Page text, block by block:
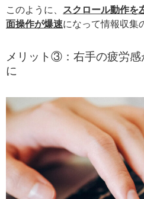
このように、 スクロール動作を
面操作が爆速になって情報収集
メリット③：右手の疲労
に